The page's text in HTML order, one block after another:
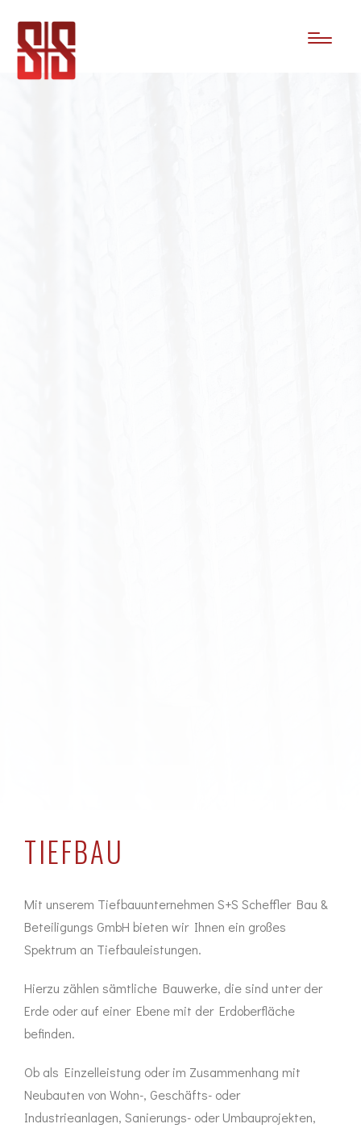
TIEFBAU
Mit unserem Tiefbauunternehmen S+S Scheffler Bau &
Beteiligungs GmbH bieten wir Ihnen ein großes
Spektrum an Tiefbauleistungen.
Hierzu zählen sämtliche Bauwerke, die sind unter der
Erde oder auf einer Ebene mit der Erdoberfläche
befinden.
Ob als Einzelleistung oder im Zusammenhang mit
Neubauten von Wohn-, Geschäfts- oder
Industrieanlagen, Sanierungs- oder Umbauprojekten,